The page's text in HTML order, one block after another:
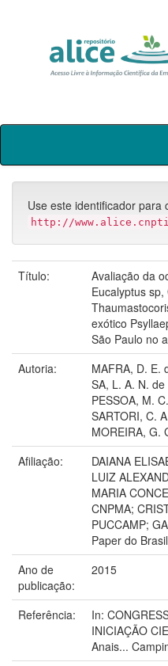
Skip
Use este identificador para
http://
Título:
Avaliação da
Eucalyptus
exótico
São Paulo no
Autoria:
MAFRA, D. E.
SA, L. A. N. de
PESSOA, M.
SARTORI, C.
MOREIRA, G.
Afiliação:
DAIANA
LUIZ
MARIA
CNPMA;
PUCCAMP;
Paper do
Ano de
publicação:
2015
Referência:
In:
INICIAÇÃO
Anais...